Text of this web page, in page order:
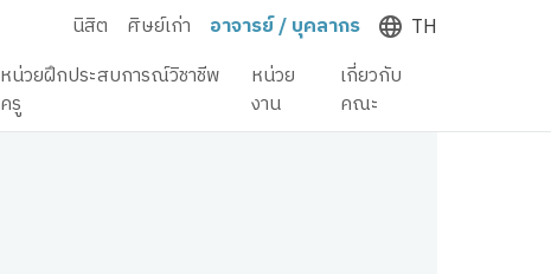
นิสิต ศิษย์เก่า อาจารย์ / บุคลากร
TH
หน่วยฝึกประสบการณ์วิชาชีพ
ครู
หน่วย
งาน
เกี่ยวกับ
คณะ